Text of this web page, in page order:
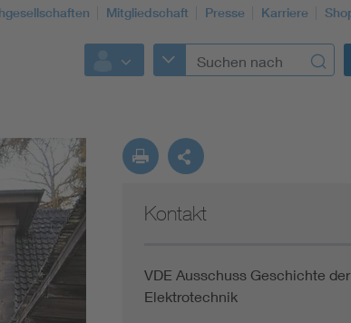
Mitgliedschaft Presse Karriere
Kontakt
VDE Ausschuss Geschichte der
Elektrotechnik